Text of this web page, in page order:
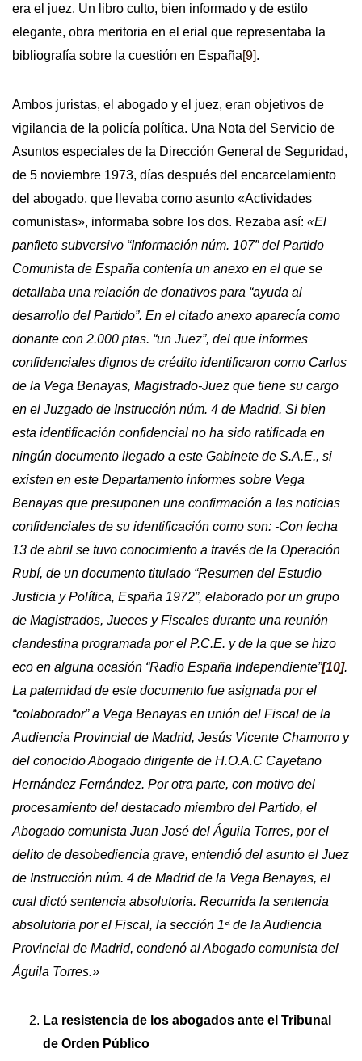
era el juez. Un libro culto, bien informado y de estilo
elegante, obra meritoria en el erial que representaba la
bibliografía sobre la cuestión en España[9].
Ambos juristas, el abogado y el juez, eran objetivos de
vigilancia de la policía política. Una Nota del Servicio de
Asuntos especiales de la Dirección General de Seguridad,
de 5 noviembre 1973, días después del encarcelamiento
del abogado, que llevaba como asunto «Actividades
comunistas», informaba sobre los dos. Rezaba así: «El
panfleto subversivo “Información núm. 107” del Partido
Comunista de España contenía un anexo en el que se
detallaba una relación de donativos para “ayuda al
desarrollo del Partido”. En el citado anexo aparecía como
donante con 2.000 ptas. “un Juez”, del que informes
confidenciales dignos de crédito identificaron como Carlos
de la Vega Benayas, Magistrado-Juez que tiene su cargo
en el Juzgado de Instrucción núm. 4 de Madrid. Si bien
esta identificación confidencial no ha sido ratificada en
ningún documento llegado a este Gabinete de S.A.E., si
existen en este Departamento informes sobre Vega
Benayas que presuponen una confirmación a las noticias
confidenciales de su identificación como son: -Con fecha
13 de abril se tuvo conocimiento a través de la Operación
Rubí, de un documento titulado “Resumen del Estudio
Justicia y Política, España 1972”, elaborado por un grupo
de Magistrados, Jueces y Fiscales durante una reunión
clandestina programada por el P.C.E. y de la que se hizo
eco en alguna ocasión “Radio España Independiente”[10].
La paternidad de este documento fue asignada por el
“colaborador” a Vega Benayas en unión del Fiscal de la
Audiencia Provincial de Madrid, Jesús Vicente Chamorro y
del conocido Abogado dirigente de H.O.A.C Cayetano
Hernández Fernández. Por otra parte, con motivo del
procesamiento del destacado miembro del Partido, el
Abogado comunista Juan José del Águila Torres, por el
delito de desobediencia grave, entendió del asunto el Juez
de Instrucción núm. 4 de Madrid de la Vega Benayas, el
cual dictó sentencia absolutoria. Recurrida la sentencia
absolutoria por el Fiscal, la sección 1ª de la Audiencia
Provincial de Madrid, condenó al Abogado comunista del
Águila Torres.»
La resistencia de los abogados ante el Tribunal
de Orden Público